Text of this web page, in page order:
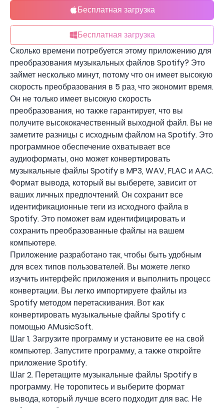
Бесплатная загрузка
Бесплатная загрузка
Сколько времени потребуется этому приложению для
преобразования музыкальных файлов Spotify? Это
займет несколько минут, потому что он имеет высокую
скорость преобразования в 5 раз, что экономит время.
Он не только имеет высокую скорость
преобразования, но также гарантирует, что вы
получите высококачественный выходной файл. Вы не
заметите разницы с исходным файлом на Spotify. Это
программное обеспечение охватывает все
аудиоформаты, оно может конвертировать
музыкальные файлы Spotify в MP3, WAV, FLAC и AAC.
Формат вывода, который вы выберете, зависит от
ваших личных предпочтений. Он сохранит все
идентификационные теги из исходного файла в
Spotify. Это поможет вам идентифицировать и
сохранить преобразованные файлы на вашем
компьютере.
Приложение разработано так, чтобы быть удобным
для всех типов пользователей. Вы можете легко
изучить интерфейс приложения и выполнить процесс
конвертации. Вы легко импортируете файлы из
Spotify методом перетаскивания. Вот как
конвертировать музыкальные файлы Spotify с
помощью AMusicSoft.
Шаг 1. Загрузите программу и установите ее на свой
компьютер. Запустите программу, а также откройте
приложение Spotify.
Шаг 2. Перетащите музыкальные файлы Spotify в
программу. Не торопитесь и выберите формат
вывода, который лучше всего подходит для вас. Не